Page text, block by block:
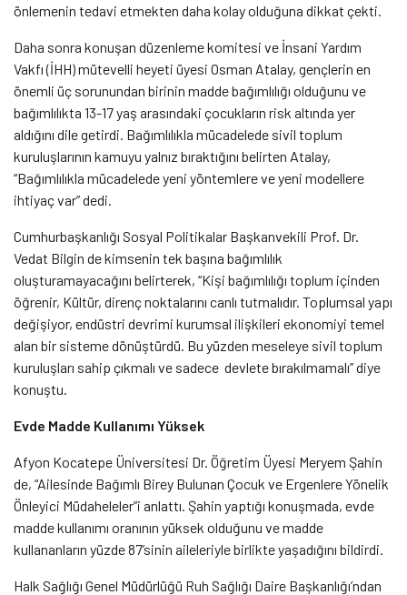
önlemenin tedavi etmekten daha kolay olduğuna dikkat çekti.
Daha sonra konuşan düzenleme komitesi ve İnsani Yardım
Vakfı (İHH) mütevelli heyeti üyesi Osman Atalay, gençlerin en
önemli üç sorunundan birinin madde bağımlılığı olduğunu ve
bağımlılıkta 13-17 yaş arasındaki çocukların risk altında yer
aldığını dile getirdi. Bağımlılıkla mücadelede sivil toplum
kuruluşlarının kamuyu yalnız bıraktığını belirten Atalay,
“Bağımlılıkla mücadelede yeni yöntemlere ve yeni modellere
ihtiyaç var” dedi.
Cumhurbaşkanlığı Sosyal Politikalar Başkanvekili Prof. Dr.
Vedat Bilgin de kimsenin tek başına bağımlılık
oluşturamayacağını belirterek, “Kişi bağımlılığı toplum içinden
öğrenir, Kültür, direnç noktalarını canlı tutmalıdır. Toplumsal yapı
değişiyor, endüstri devrimi kurumsal ilişkileri ekonomiyi temel
alan bir sisteme dönüştürdü. Bu yüzden meseleye sivil toplum
kuruluşları sahip çıkmalı ve sadece devlete bırakılmamalı” diye
konuştu.
Evde Madde Kullanımı Yüksek
Afyon Kocatepe Üniversitesi Dr. Öğretim Üyesi Meryem Şahin
de, “Ailesinde Bağımlı Birey Bulunan Çocuk ve Ergenlere Yönelik
Önleyici Müdaheleler”i anlattı. Şahin yaptığı konuşmada, evde
madde kullanımı oranının yüksek olduğunu ve madde
kullananların yüzde 87’sinin aileleriyle birlikte yaşadığını bildirdi.
Halk Sağlığı Genel Müdürlüğü Ruh Sağlığı Daire Başkanlığı’ndan